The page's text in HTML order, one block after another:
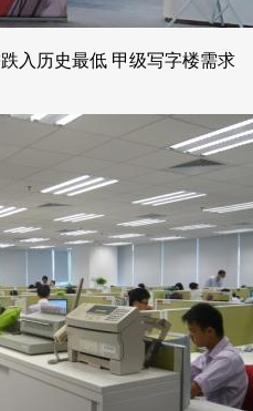
入历史最低 甲级写字楼需求